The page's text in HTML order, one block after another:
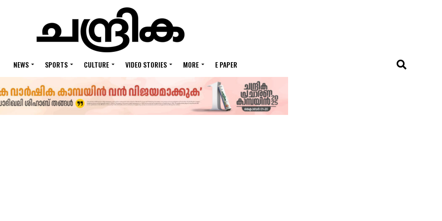
NEWS SPORTS CULTURE VIDEO STORIES MORE E PAPER